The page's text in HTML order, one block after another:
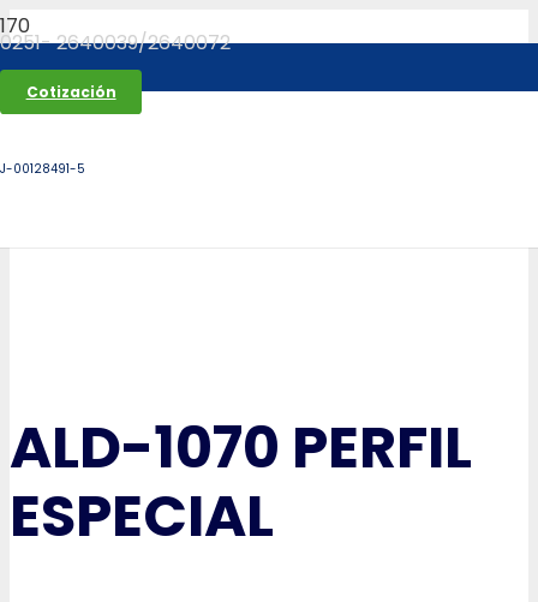
0251- 2640039/2640072
Cotización
J-00128491-5
ALD-1070 PERFIL
ESPECIAL